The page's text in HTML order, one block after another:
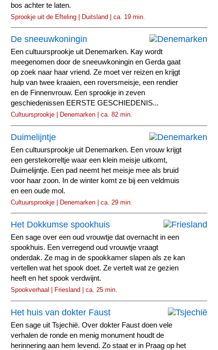
bos achter te laten.
Sprookje uit de Efteling | Duitsland | ca. 19 min.
De sneeuwkoningin
Een cultuursprookje uit Denemarken. Kay wordt
meegenomen door de sneeuwkoningin en Gerda gaat
op zoek naar haar vriend. Ze moet ver reizen en krijgt
hulp van twee kraaien, een roversmeisje, een rendier
en de Finnenvrouw. Een sprookje in zeven
geschiedenissen EERSTE GESCHIEDENIS...
Cultuursprookje | Denemarken | ca. 82 min.
Duimelijntje
Een cultuursprookje uit Denemarken. Een vrouw krijgt
een gerstekorreltje waar een klein meisje uitkomt,
Duimelijntje. Een pad neemt het meisje mee als bruid
voor haar zoon. In de winter komt ze bij een veldmuis
en een oude mol.
Cultuursprookje | Denemarken | ca. 29 min.
Het Dokkumse spookhuis
Een sage over een oud vrouwtje dat overnacht in een
spookhuis. Een verregend oud vrouwtje vraagt
onderdak. Ze mag in de spookkamer slapen als ze kan
vertellen wat het spook doet. Ze vertelt wat ze gezien
heeft en het spook verdwijnt.
Spookverhaal | Friesland | ca. 25 min.
Het huis van dokter Faust
Een sage uit Tsjechië. Over dokter Faust doen vele
verhalen de ronde en menig monument houdt de
herinnering aan hem levend. Zo staat er in Praag op het